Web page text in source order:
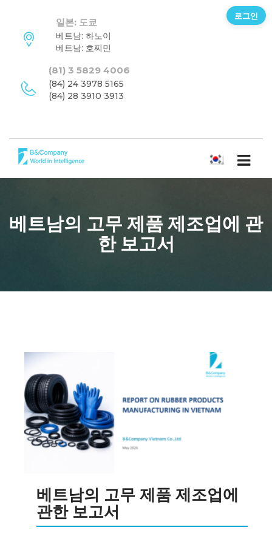
일본: 도쿄
베트남: 하노이
베트남: 호찌민
(81) 3 5829 4006
(84) 24 3978 5165
(84) 28 3910 3913
한국어
베트남의 고무 제품 제조업에 관
한 보고서
베트남의 고무 제품 제조업에
관한 보고서
로그인